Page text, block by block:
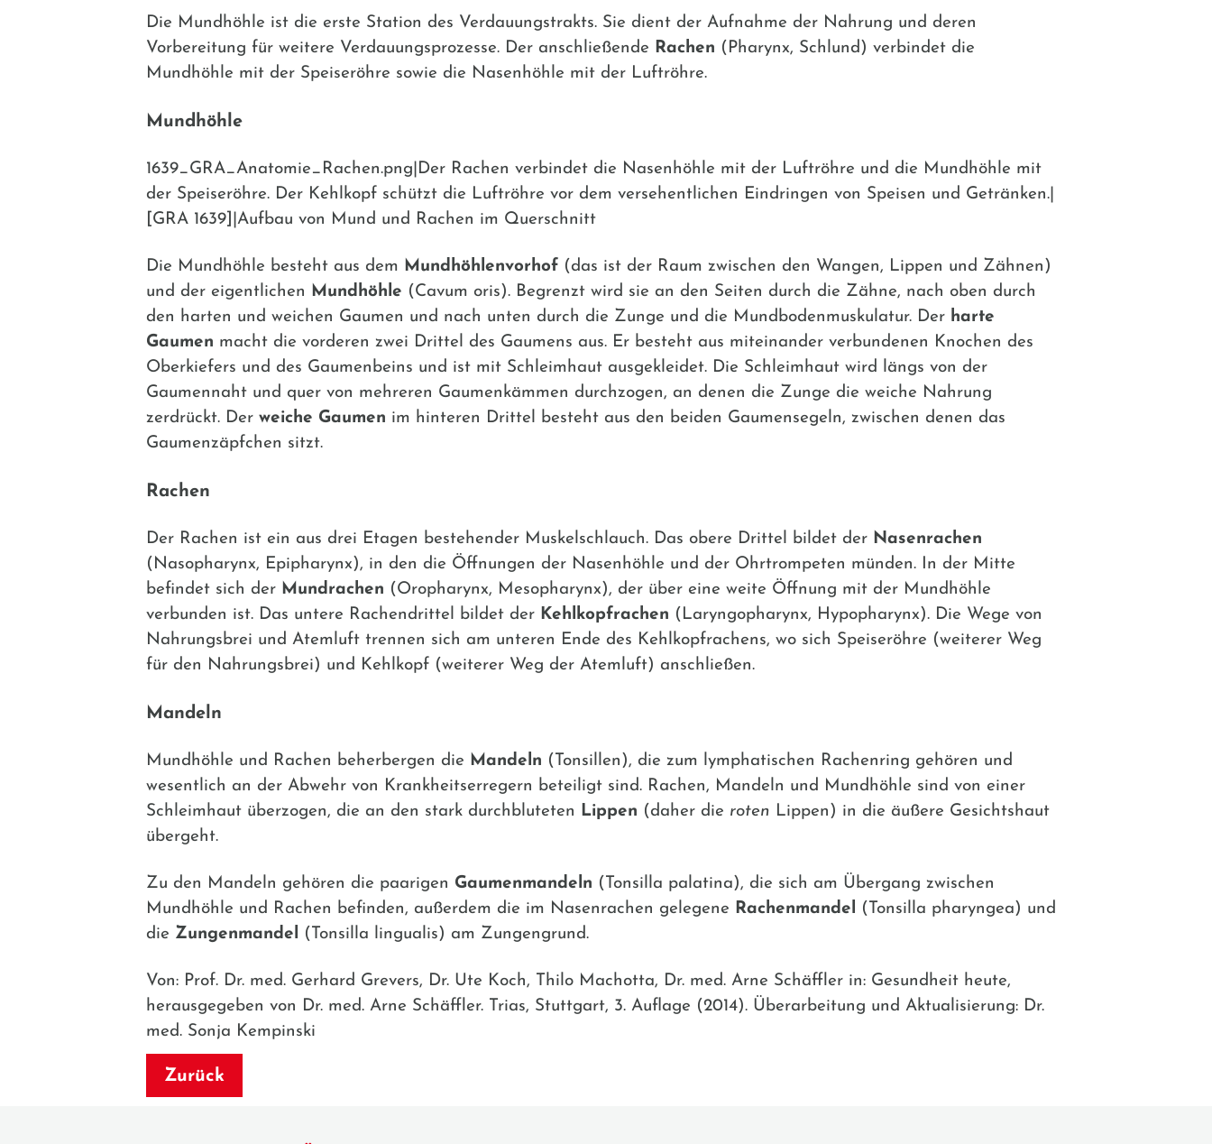
Die Mundhöhle ist die erste Station des Verdauungstrakts. Sie dient der Aufnahme der Nahrung und deren
Vorbereitung für weitere Verdauungsprozesse. Der anschließende Rachen (Pharynx, Schlund) verbindet die
Mundhöhle mit der Speiseröhre sowie die Nasenhöhle mit der Luftröhre.
Mundhöhle
1639_GRA_Anatomie_Rachen.png|Der Rachen verbindet die Nasenhöhle mit der Luftröhre und die Mundhöhle mit
der Speiseröhre. Der Kehlkopf schützt die Luftröhre vor dem versehentlichen Eindringen von Speisen und Getränken.|
[GRA 1639]|Aufbau von Mund und Rachen im Querschnitt
Die Mundhöhle besteht aus dem Mundhöhlenvorhof (das ist der Raum zwischen den Wangen, Lippen und Zähnen)
und der eigentlichen
Mundhöhle (Cavum oris). Begrenzt wird sie an den Seiten durch die Zähne, nach oben durch
den harten und weichen Gaumen und nach unten durch die Zunge und die Mundbodenmuskulatur. Der harte
Gaumen macht die vorderen zwei Drittel des Gaumens aus. Er besteht aus miteinander verbundenen Knochen des
Oberkiefers und des Gaumenbeins und ist mit Schleimhaut ausgekleidet. Die Schleimhaut wird längs von der
Gaumennaht und quer von mehreren Gaumenkämmen durchzogen, an denen die Zunge die weiche Nahrung
zerdrückt. Der weiche Gaumen im hinteren Drittel besteht aus den beiden Gaumensegeln, zwischen denen das
Gaumenzäpfchen sitzt.
Rachen
Der Rachen ist ein aus drei Etagen bestehender Muskelschlauch. Das obere Drittel bildet der Nasenrachen
(Nasopharynx, Epipharynx), in den die Öffnungen der Nasenhöhle und der Ohrtrompeten münden. In der Mitte
befindet sich der Mundrachen (Oropharynx, Mesopharynx), der über eine weite Öffnung mit der Mundhöhle
verbunden ist. Das untere Rachendrittel bildet der Kehlkopfrachen (Laryngopharynx, Hypopharynx). Die Wege von
Nahrungsbrei und Atemluft trennen sich am unteren Ende des Kehlkopfrachens, wo sich Speiseröhre (weiterer Weg
für den Nahrungsbrei) und Kehlkopf (weiterer Weg der Atemluft) anschließen.
Mandeln
Mundhöhle und Rachen beherbergen die Mandeln (Tonsillen), die zum lymphatischen Rachenring gehören und
wesentlich an der Abwehr von Krankheitserregern beteiligt sind. Rachen, Mandeln und Mundhöhle sind von einer
Schleimhaut überzogen, die an den stark durchbluteten
Lippen (daher die roten Lippen) in die äußere Gesichtshaut
übergeht.
Zu den Mandeln gehören die paarigen Gaumenmandeln (Tonsilla palatina), die sich am Übergang zwischen
Mundhöhle und Rachen befinden, außerdem die im Nasenrachen gelegene Rachenmandel
(Tonsilla pharyngea) und
die Zungenmandel (Tonsilla lingualis) am Zungengrund.
Von: Prof. Dr. med. Gerhard Grevers, Dr. Ute Koch, Thilo Machotta, Dr. med. Arne Schäffler in: Gesundheit heute,
herausgegeben von Dr. med. Arne Schäffler. Trias, Stuttgart, 3. Auflage (2014). Überarbeitung und Aktualisierung: Dr.
med. Sonja Kempinski
Zurück